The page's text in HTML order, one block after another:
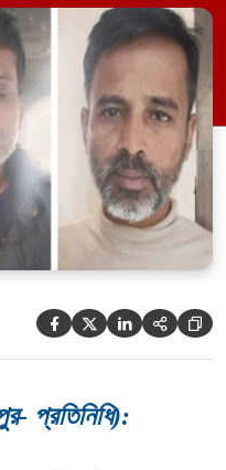
কালীগঞ্জ থানার
কর্মরত পুলিশ
বিষয়টি নিশ্চিত
[…]
    
প্রতিনিধি):